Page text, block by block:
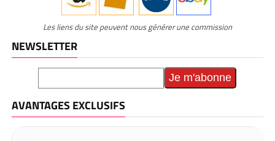
Les liens du site peuvent nous générer une commission
NEWSLETTER
AVANTAGES EXCLUSIFS